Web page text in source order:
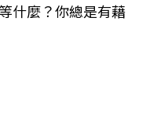
什麼？你總是有藉